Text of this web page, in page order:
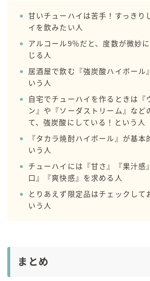
甘いチューハイは苦手！すっきり
イを飲みたい人
アルコール9％だと、度数が微妙
じる人
居酒屋で飲む『強炭酸ハイボール
いう人
自宅でチューハイを作るときは『
ン』や『ソーダストリーム』など
て、強炭酸にしている！という人
『タカラ焼酎ハイボール』が基本
いう人
チューハイには『甘さ』『果汁感
口』『爽快感』を求める人
とりあえず限定品はチェックして
いう人
まとめ